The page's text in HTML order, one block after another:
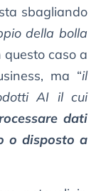
sbagliando
della bolla
questo caso a
ma “il
AI il cui
dati
o disposto a